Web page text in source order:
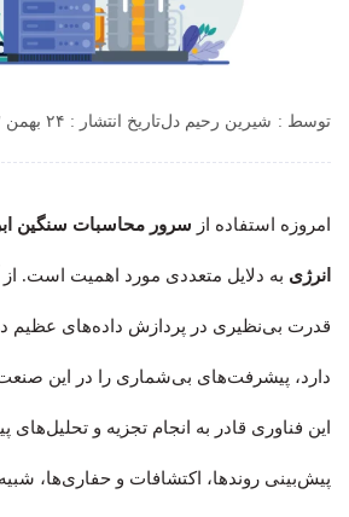
توسط : شیرین رحیم دلتاریخ انتشار : ۲۴ بهمن ۱۴۰۳
امروزه استفاده از سرور محاسبات سنگین
انرژی
قدرت بی‌نظیری در پردازش داده‌های عظیم
دارد، پیشرفت‌های بی‌شماری را در این
این فناوری قادر به انجام تجزیه و تحلیل‌های
پیش‌بینی روندها، اکتشافات و حفاری‌ها،